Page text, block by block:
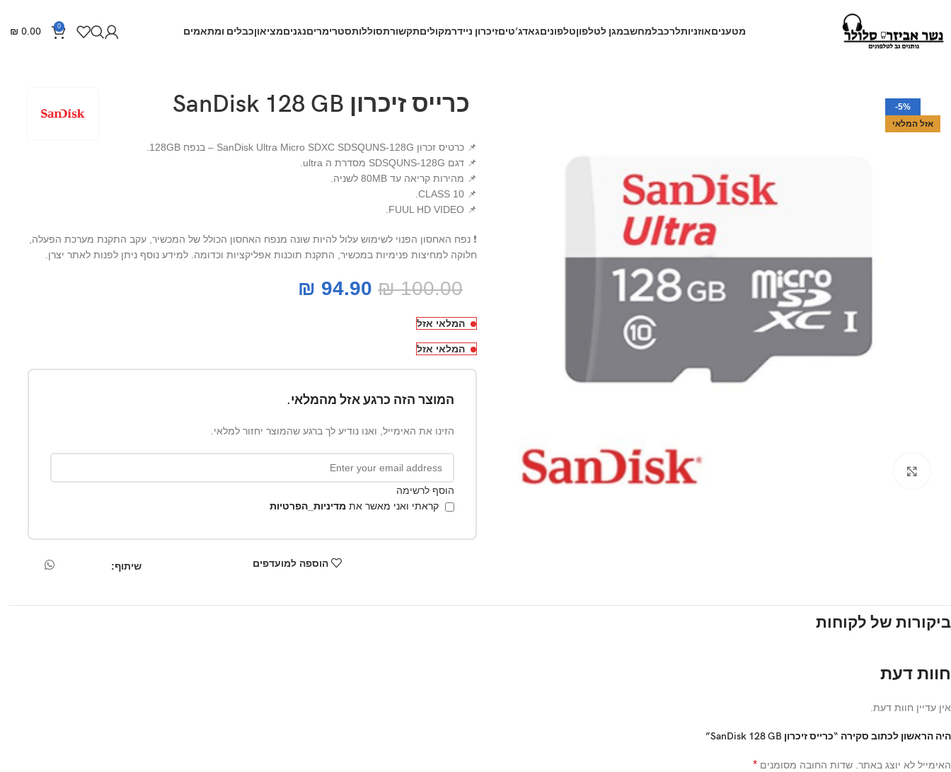
מטעניםאוזניותלרכבלמחשבמגן לטלפוןטלפוניםגאדג’טיםזיכרון ניידרמקוליםתקשורתסוללותסטרימריםנגניםמציאוןכבלים ומתאמים 0
₪ 0.00
-5%
אזל המלאי
כרייס זיכרון SanDisk 128 GB
📌 כרטיס זכרון SanDisk Ultra Micro SDXC SDSQUNS-128G – בנפח 128GB.
📌 דגם SDSQUNS-128G מסדרת ה ultra.
📌 מהירות קריאה עד 80MB לשניה.
📌 CLASS 10.
📌 FUUL HD VIDEO.
❗ נפח האחסון הפנוי לשימוש עלול להיות שונה מנפח האחסון הכולל של המכשיר, עקב התקנת מערכת הפעלה,
חלוקה למחיצות פנימיות במכשיר, התקנת תוכנות אפליקציות וכדומה. למידע נוסף ניתן לפנות לאתר יצרן.
₪100.00
₪ 94.90
המלאי אזל
המלאי אזל
המוצר הזה כרגע אזל מהמלאי.
הזינו את האימייל, ואנו נודיע לך ברגע שהמוצר יחזור למלאי.
הוסף לרשימה
קראתי ואני מאשר את מדיניות_הפרטיות
הוספה למועדפים שיתוף:
ביקורות של לקוחות
חוות דעת
אין עדיין חוות דעת.
היה הראשון לכתוב סקירה “כרייס זיכרון SanDisk 128 GB”
האימייל לא יוצג באתר. שדות החובה מסומנים *